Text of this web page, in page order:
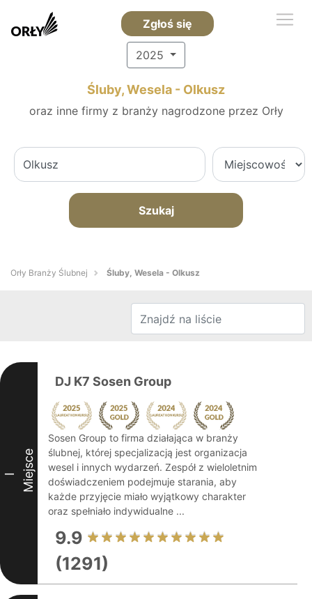
Zgłoś się
2025
Śluby, Wesela - Olkusz
oraz inne firmy z branży nagrodzone przez Orły
Szukaj
Orły Branży Ślubnej Śluby, Wesela - Olkusz
I Miejsce
DJ K7 Sosen Group
Sosen Group to firma działająca w branży
ślubnej, której specjalizacją jest organizacja
wesel i innych wydarzeń. Zespół z wieloletnim
doświadczeniem podejmuje starania, aby
każde przyjęcie miało wyjątkowy charakter
oraz spełniało indywidualne ...
9.9
(1291)